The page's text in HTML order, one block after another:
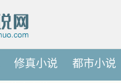
修真小说 都市小说